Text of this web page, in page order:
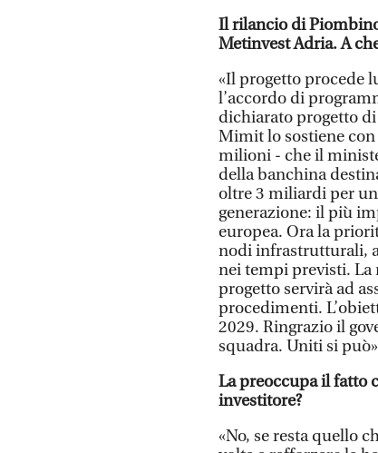
Il rilancio di
Metinvest Adria. A
«Il progetto procede
l’accordo di
dichiarato progetto
Mimit lo sostiene
milioni - che il
della banchina
oltre 3 miliardi per
generazione: il più
europea. Ora la
nodi infrastrutturali,
nei tempi previsti.
progetto servirà ad
procedimenti.
2029. Ringrazio il
squadra. Uniti si
La preoccupa il fatto
investitore?
«No, se resta quello